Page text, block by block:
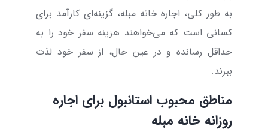
به طور کلی، اجاره خانه مبله، گزینه‌ای کارآمد برای
کسانی است که می‌خواهند هزینه سفر خود را به
حداقل رسانده و در عین حال، از سفر خود لذت
ببرند.
مناطق محبوب استانبول برای اجاره
روزانه خانه مبله